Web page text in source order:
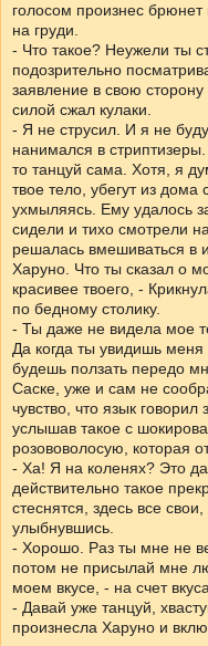
голосом произнес
на груди.
- Что такое? Неужели ты
подозрительно
заявление в свою
силой сжал кулаки.
- Я не струсил. И я не
нанимался в стриптизеры.
то танцуй сама. Хотя, я
твое тело, убегут из
ухмыляясь. Ему удалось
сидели и тихо смотрели
решалась вмешиваться в
Харуно. Что ты сказал о
красивее твоего, -
по бедному столику.
- Ты даже не видела мое
Да когда ты увидишь
будешь ползать передо
Саске, уже и сам не
чувство, что язык
услышав такое с
розововолосую, которая
- Ха! Я на коленях? Это
действительно такое
стеснятся, здесь все
улыбнувшись.
- Хорошо. Раз ты мне не
потом не присылай мне
моем вкусе, - на счет
- Давай уже танцуй,
произнесла Харуно и